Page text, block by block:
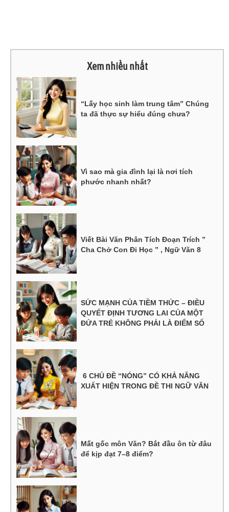
Xem nhiều nhất
“Lấy học sinh làm trung tâm” Chúng
ta đã thực sự hiểu đúng chưa?
Vì sao mà gia đình lại là nơi tích
phước nhanh nhất?
Viết Bài Văn Phân Tích Đoạn Trích ”
Cha Chở Con Đi Học ” , Ngữ Văn 8
SỨC MẠNH CỦA TIỀM THỨC – ĐIỀU
QUYẾT ĐỊNH TƯƠNG LAI CỦA MỘT
ĐỨA TRẺ KHÔNG PHẢI LÀ ĐIỂM SỐ
6 CHỦ ĐỀ “NÓNG” CÓ KHẢ NĂNG
XUẤT HIỆN TRONG ĐỀ THI NGỮ VĂN
Mất gốc môn Văn? Bắt đầu ôn từ đâu
để kịp đạt 7–8 điểm?